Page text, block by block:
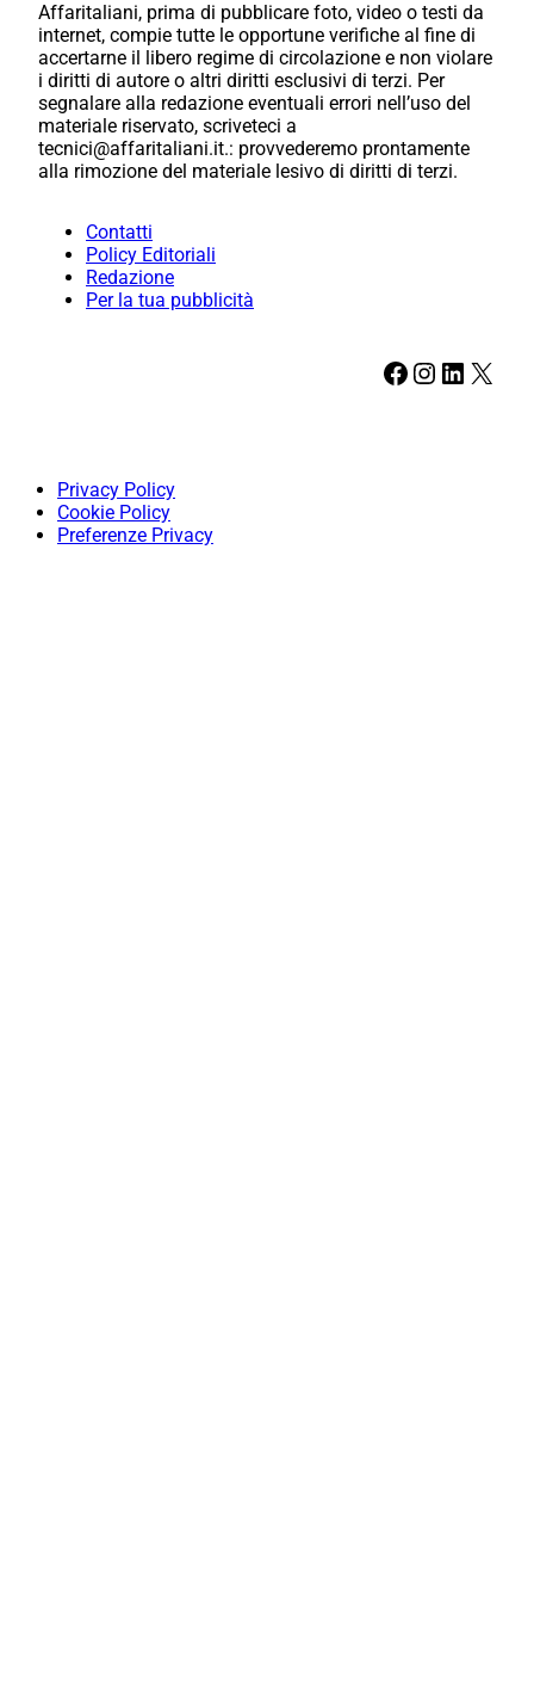
Affaritaliani, prima di pubblicare foto, video o testi da
internet, compie tutte le opportune verifiche al fine di
accertarne il libero regime di circolazione e non violare
i diritti di autore o altri diritti esclusivi di terzi. Per
segnalare alla redazione eventuali errori nell’uso del
materiale riservato, scriveteci a
tecnici@affaritaliani.it.: provvederemo prontamente
alla rimozione del materiale lesivo di diritti di terzi.
Contatti
Policy Editoriali
Redazione
Per la tua pubblicità
Facebook Instagram LinkedIn X
Privacy Policy
Cookie Policy
Preferenze Privacy